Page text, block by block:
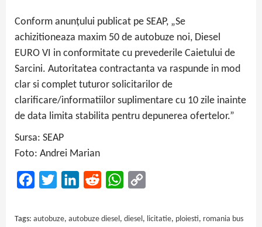
Conform anunțului publicat pe SEAP, „Se
achizitioneaza maxim 50 de autobuze noi, Diesel
EURO VI in conformitate cu prevederile Caietului de
Sarcini. Autoritatea contractanta va raspunde in mod
clar si complet tuturor solicitarilor de
clarificare/informatiilor suplimentare cu 10 zile inainte
de data limita stabilita pentru depunerea ofertelor.”
Sursa: SEAP
Foto: Andrei Marian
FacebookTwitter LinkedInReddit WhatsApp
Tags: autobuze, autobuze diesel , diesel , licitatie, ploiesti, romania bus